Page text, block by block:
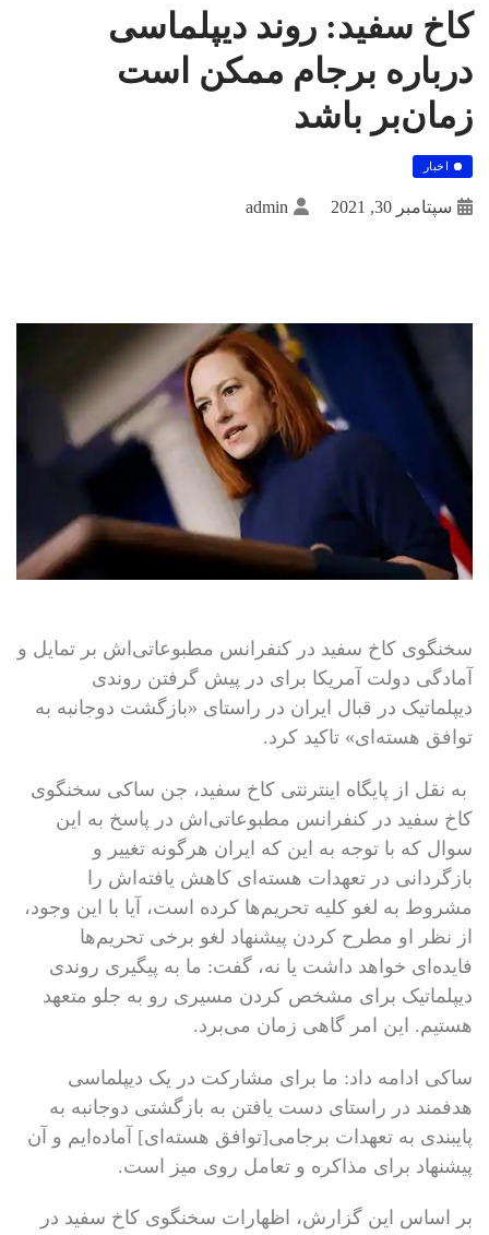
کاخ سفید: روند دیپلماسی
درباره برجام ممکن است
زمان‌بر باشد
اخبار
سپتامبر 30, 2021 admin
سخنگوی کاخ سفید در کنفرانس مطبوعاتی‌اش بر تمایل و
آمادگی دولت آمریکا برای در پیش گرفتن روندی
دیپلماتیک در قبال ایران در راستای «بازگشت دوجانبه به
توافق هسته‌ای» تاکید کرد.
به نقل از پایگاه اینترنتی کاخ سفید، جن ساکی سخنگوی
کاخ سفید در کنفرانس مطبوعاتی‌اش در پاسخ به این
سوال که با توجه به این که ایران هرگونه تغییر و
بازگردانی در تعهدات هسته‌ای کاهش یافته‌اش را
مشروط به لغو کلیه تحریم‌ها کرده است، آیا با این وجود،
از نظر او مطرح کردن پیشنهاد لغو برخی تحریم‌ها
فایده‌ای خواهد داشت یا نه، گفت: ما به پیگیری روندی
دیپلماتیک برای مشخص کردن مسیری رو به جلو متعهد
هستیم. این امر گاهی زمان می‌برد.
ساکی ادامه داد: ما برای مشارکت در یک دیپلماسی
هدفمند در راستای دست یافتن به بازگشتی دوجانبه به
پایبندی به تعهدات برجامی[توافق هسته‌ای] آماده‌ایم و آن
پیشنهاد برای مذاکره و تعامل روی میز است.
بر اساس این گزارش، اظهارات سخنگوی کاخ سفید در